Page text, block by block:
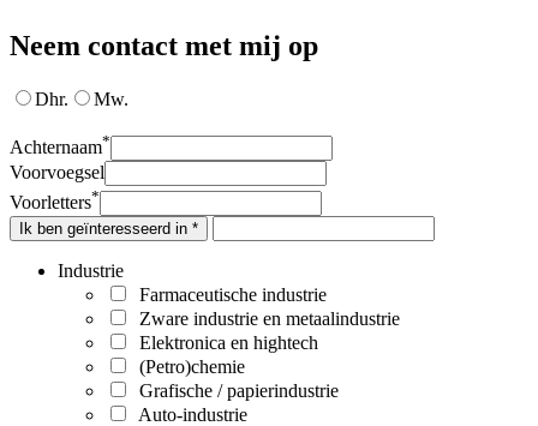
Neem contact met mij op
Dhr. Mw.
Achternaam*
Voorvoegsel
Voorletters*
Ik ben geïnteresseerd in *
Industrie
Farmaceutische industrie
Zware industrie en metaalindustrie
Elektronica en hightech
(Petro)chemie
Grafische / papierindustrie
Auto-industrie